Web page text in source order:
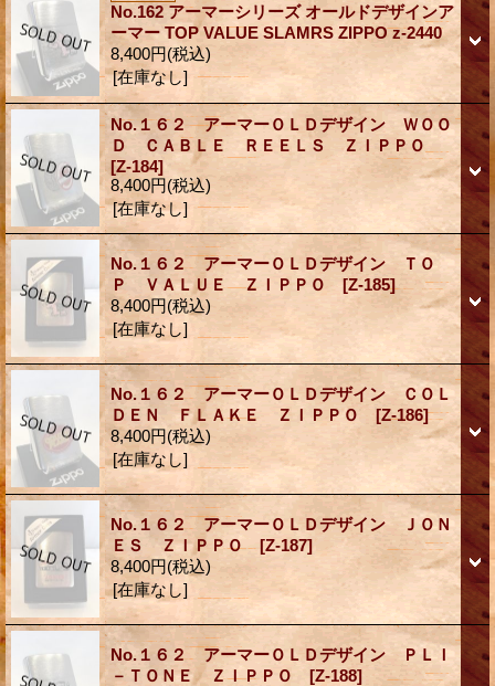
No.162 アーマーシリーズ オールドデザインア
ーマー TOP VALUE SLAMRS ZIPPO z-2440
8,400円(税込)
[在庫なし]
No.１６２ アーマーＯＬＤデザイン ＷＯＯ
Ｄ ＣＡＢＬＥ ＲＥＥＬＳ ＺＩＰＰＯ
[Z-184]
8,400円(税込)
[在庫なし]
No.１６２ アーマーＯＬＤデザイン ＴＯ
Ｐ ＶＡＬＵＥ ＺＩＰＰＯ [Z-185]
8,400円(税込)
[在庫なし]
No.１６２ アーマーＯＬＤデザイン ＣＯＬ
ＤＥＮ ＦＬＡＫＥ ＺＩＰＰＯ [Z-186]
8,400円(税込)
[在庫なし]
No.１６２ アーマーＯＬＤデザイン ＪＯＮ
ＥＳ ＺＩＰＰＯ [Z-187]
8,400円(税込)
[在庫なし]
No.１６２ アーマーＯＬＤデザイン ＰＬＩ
－ＴＯＮＥ ＺＩＰＰＯ [Z-188]